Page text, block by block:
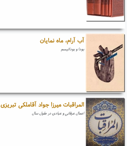
آب آرام، ماه نمایان
بودا و بودائیسم
المراقبات میرزا جواد آقاملکی تبریزی
اعمال عرفانی و عبادی در طول سال